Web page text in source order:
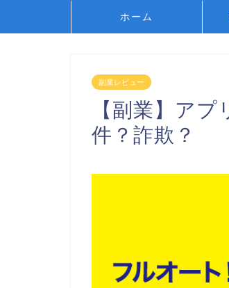
ホーム
副業レビュー
【副業】ア
件？詐欺？